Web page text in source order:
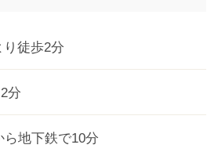
徒歩2分
分
ら地下鉄で10分